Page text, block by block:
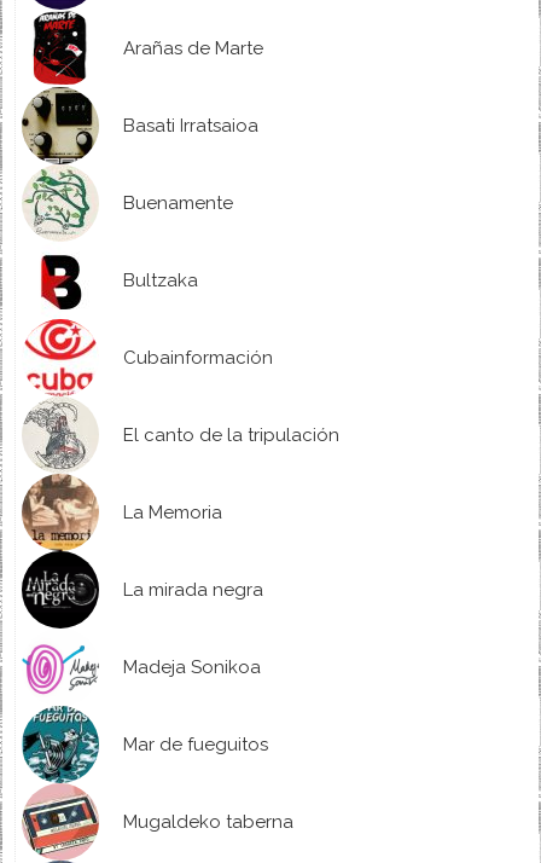
Arañas de Marte
Basati Irratsaioa
Buenamente
Bultzaka
Cubainformación
El canto de la tripulación
La Memoria
La mirada negra
Madeja Sonikoa
Mar de fueguitos
Mugaldeko taberna